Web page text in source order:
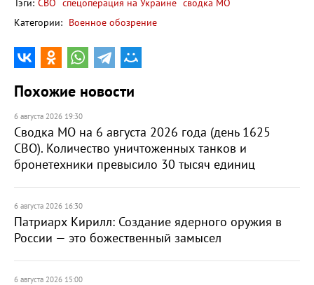
Тэги: СВО спецоперация на Украине сводка МО
Категории: Военное обозрение
Похожие новости
6 августа 2026 19:30
Сводка МО на 6 августа 2026 года (день 1625
СВО). Количество уничтоженных танков и
бронетехники превысило 30 тысяч единиц
6 августа 2026 16:30
Патриарх Кирилл: Создание ядерного оружия в
России — это божественный замысел
6 августа 2026 15:00